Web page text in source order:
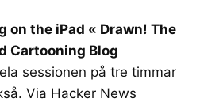
on the iPad « Drawn! The
Cartooning Blog
sessionen på tre timmar
Via Hacker News